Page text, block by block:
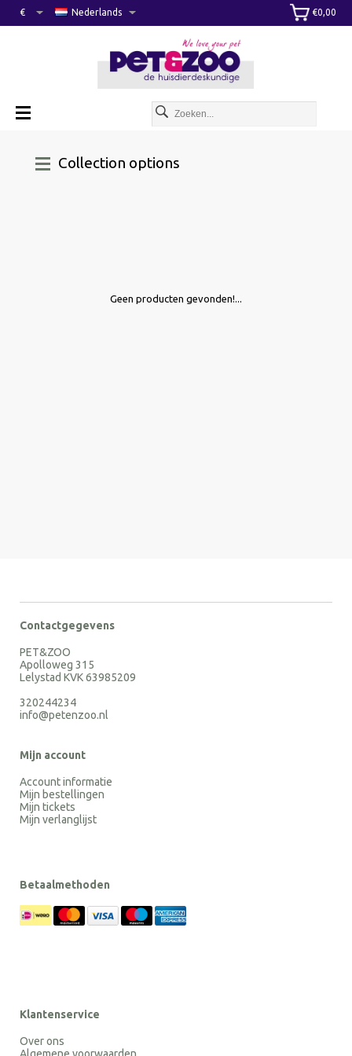
€0,00
Nederlands
€
Collection options
Geen producten gevonden!...
Contactgegevens
PET&ZOO
Apolloweg 315
Lelystad KVK 63985209
320244234
info@petenzoo.nl
Mijn account
Account informatie
Mijn bestellingen
Mijn tickets
Mijn verlanglijst
Betaalmethoden
Klantenservice
Over ons